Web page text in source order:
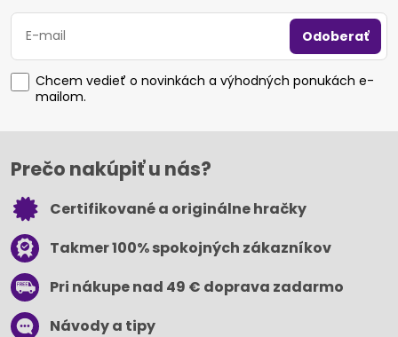
Odoberať
Chcem vedieť o novinkách a výhodných ponukách e-
mailom.
Prečo nakúpiť u nás?
Certifikované a originálne hračky
Takmer 100% spokojných zákazníkov
Pri nákupe nad 49 € doprava zadarmo
Návody a tipy